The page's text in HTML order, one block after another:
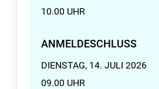
10.00 UHR
ANMELDESCHLUSS
DIENSTAG, 14. JULI 2026
09.00 UHR